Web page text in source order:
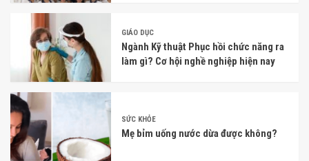
GIÁO DỤC
Ngành Kỹ thuật Phục hồi chức năng ra
làm gì? Cơ hội nghề nghiệp hiện nay
SỨC KHỎE
Mẹ bỉm uống nước dừa được không?